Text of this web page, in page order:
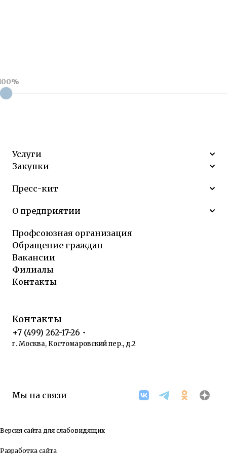
Услуги
Закупки
Пресс-кит
О предприятии
Профсоюзная организация
Обращение граждан
Вакансии
Филиалы
Контакты
Контакты
+7 (499) 262-17-26
г. Москва, Костомаровский пер., д.2
Мы на связи
Версия сайта для слабовидящих
Разработка сайта